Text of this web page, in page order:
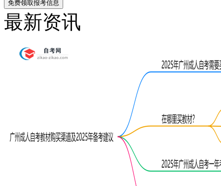
免费领取报考信息
最新资讯